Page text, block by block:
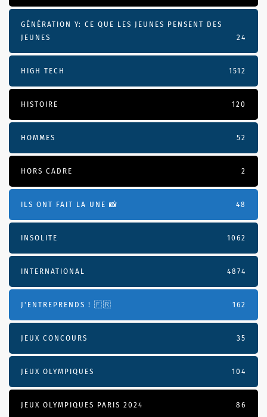
GÉNÉRATION Y: CE QUE LES JEUNES PENSENT DES
JEUNES
24
HIGH TECH 1512
HISTOIRE 120
HOMMES 52
HORS CADRE 2
ILS ONT FAIT LA UNE 📸 48
INSOLITE 1062
INTERNATIONAL 4874
J'ENTREPRENDS ! 🇫🇷 162
JEUX CONCOURS 35
JEUX OLYMPIQUES 104
JEUX OLYMPIQUES PARIS 2024 86